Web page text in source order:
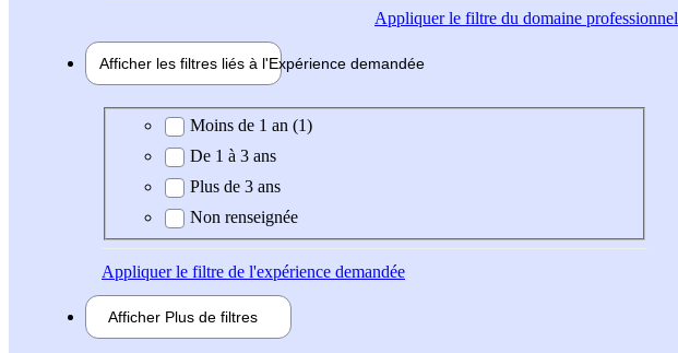
Appliquerle filtre du domaine professionnel
Afficher les filtres liés à l'Expérience demandée
Expérience demandée
Moins de 1 an (1)
De 1 à 3 ans
Plus de 3 ans
Non renseignée
Appliquerle filtre de l'expérience demandée
Afficher Plus de filtres